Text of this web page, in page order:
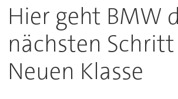
Hier geht BMW
nächsten
Neuen Klasse